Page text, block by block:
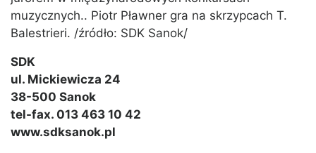
muzycznych.. Piotr Pławner gra na skrzypcach T.
Balestrieri. /źródło: SDK Sanok/
SDK
ul. Mickiewicza 24
38-500 Sanok
tel-fax. 013 463 10 42
www.sdksanok.pl